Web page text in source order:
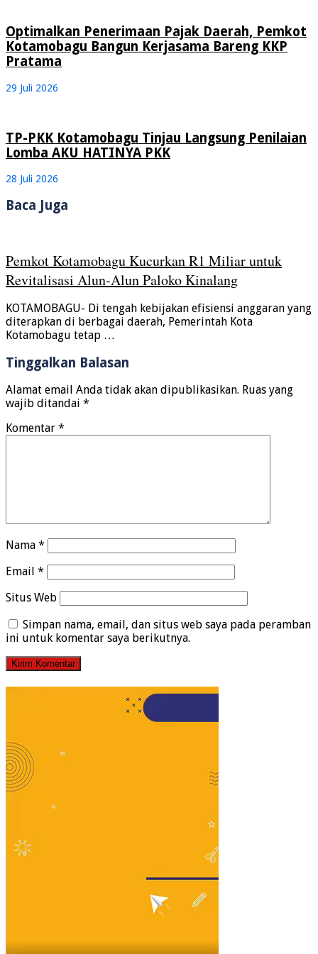
Optimalkan Penerimaan Pajak Daerah, Pemkot
Kotamobagu Bangun Kerjasama Bareng KKP
Pratama
29 Juli 2026
TP-PKK Kotamobagu Tinjau Langsung Penilaian
Lomba AKU HATINYA PKK
28 Juli 2026
Baca Juga
Pemkot Kotamobagu Kucurkan R1 Miliar untuk
Revitalisasi Alun-Alun Paloko Kinalang
KOTAMOBAGU- Di tengah kebijakan efisiensi anggaran yang
diterapkan di berbagai daerah, Pemerintah Kota
Kotamobagu tetap …
Tinggalkan Balasan
Alamat email Anda tidak akan dipublikasikan. Ruas yang
wajib ditandai *
Komentar *
Nama *
Email *
Situs Web
Simpan nama, email, dan situs web saya pada peramban
ini untuk komentar saya berikutnya.